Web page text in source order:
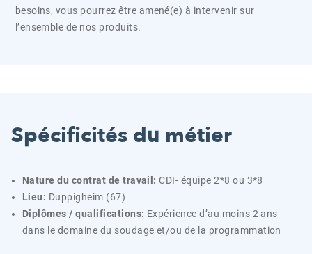
besoins, vous pourrez être amené(e) à intervenir sur
l’ensemble de nos produits.
Spécificités du métier
Nature du contrat de travail:CDI- équipe 2*8 ou 3*8
Lieu: Duppigheim (67)
Diplômes / qualifications: Expérience d’au moins 2 ans
dans le domaine du soudage et/ou de la programmation